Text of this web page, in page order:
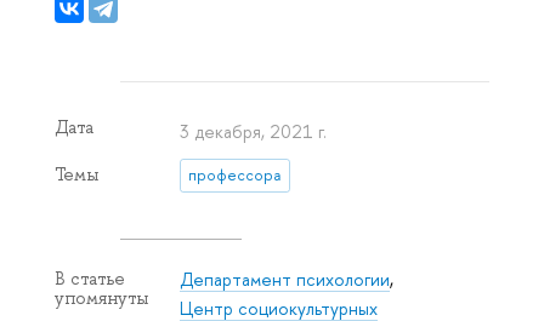
Дата 3 декабря, 2021 г.
Темы профессора
В статье
упомянуты
Департамент психологии,
Центр социокультурных